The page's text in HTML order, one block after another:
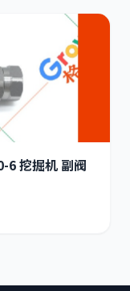
6 挖掘机 副阀